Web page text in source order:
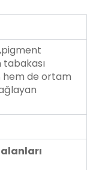
tabakası
hem de ortam